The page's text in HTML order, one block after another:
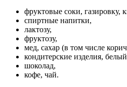
фруктовые соки, газировку,
спиртные напитки,
лактозу,
фруктозу,
мед, сахар (в том числе
кондитерские изделия,
шоколад,
кофе, чай.